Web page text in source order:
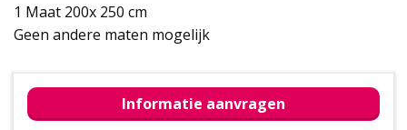
1 Maat 200x 250 cm
Geen andere maten mogelijk
Informatie aanvragen